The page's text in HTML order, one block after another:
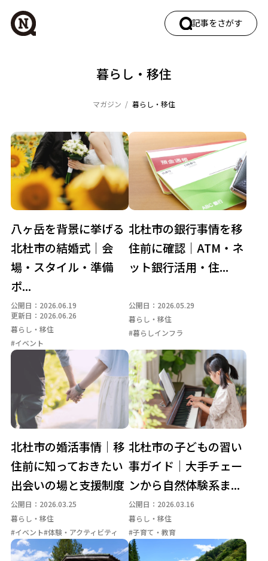
記事をさがす
暮らし・移住
マガジン 暮らし・移住
八ヶ岳を背景に挙げる
北杜市の結婚式｜会
場・スタイル・準備
ポ...
公開日：2026.06.19
更新日：2026.06.26
暮らし・移住
#イベント
北杜市の銀行事情を移
住前に確認｜ATM・ネ
ット銀行活用・住...
公開日：2026.05.29
暮らし・移住
#暮らしインフラ
北杜市の婚活事情｜移
住前に知っておきたい
出会いの場と支援制度
公開日：2026.03.25
暮らし・移住
#イベント#体験・アクティビティ
北杜市の子どもの習い
事ガイド｜大手チェー
ンから自然体験系ま...
公開日：2026.03.16
暮らし・移住
#子育て・教育
カテゴリでさがす
エリアガイド 働く 暮らし・移住
自然・四季
観光
タグでさがす
イベント カフェ キャンプ
グルメ
テレワーク環境・副業
体験・アクティビティ
四季の名所
地域の名産品
地場産業
子育て・教育
小淵沢エリア
山・森 川・湖・滝
明野エリア
暮らしインフラ
武川エリア 温泉
白州エリア
眺望・星空
移住支援制度
空き家活用事例
自然体験
長坂エリア 防災・安心
須玉エリア
高根エリア